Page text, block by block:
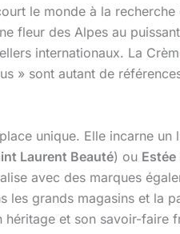
le monde à la
fleur des Alpes au
internationaux. La
» sont autant de
unique. Elle incarne
Laurent Beauté) ou Estée
avec des marques
grands magasins et la
héritage et son savoir-faire